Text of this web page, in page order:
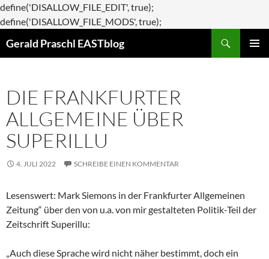
define('DISALLOW_FILE_EDIT', true);
define('DISALLOW_FILE_MODS', true);
Gerald Praschl EASTblog
DIE FRANKFURTER
ALLGEMEINE ÜBER
SUPERILLU
4. JULI 2022 SCHREIBE EINEN KOMMENTAR
Lesenswert: Mark Siemons in der Frankfurter Allgemeinen
Zeitung“ über den von u.a. von mir gestalteten Politik-Teil der
Zeitschrift Superillu:
„Auch diese Sprache wird nicht näher bestimmt, doch ein